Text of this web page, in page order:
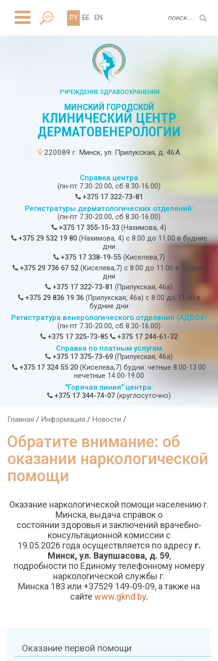
РУ БЕ EN
УЧРЕЖДЕНИЕ ЗДРАВООХРАНЕНИЯ
МИНСКИЙ ГОРОДСКОЙ
КЛИНИЧЕСКИЙ ЦЕНТР
ДЕРМАТОВЕНЕРОЛОГИИ
220089 г. Минск, ул. Прилукская, д. 46А
Справка центра
(пн-пт 7.30-20.00, сб 8.30-16.00)
+375 17 322-73-81
Регистратуры дерматологических отделений:
(пн-пт 7.30-20.00, сб 8.30-16.00)
+375 17 355-15-33 (Нахимова, 4)
+375 29 532 19 80(Нахимова, 4) c 8:00 до 11:00 в будние
дни
+375 17 338-19-55(Киселева,7)
+375 29 736 67 52 (Киселева,7) c 8:00 до 11:00 в будние
дни
+375 17 322-73-81 (Прилукская, 46а)
+375 29 836 19 36(Прилукская, 46а) c 8:00 до 11:00 в
будние дни
Регистратура венерологического отделения (АДВО4)
(пн-пт 7.30-20.00, сб 8.30-16.00)
+375 17 325-73-85
+375 17 244-61-32
Справка по платным услугам
+375 17 375-73-69 (Прилукская, 46а)
+375 17 324 55 20 (Киселева,7) будни: четные 8.00-13.00
нечетные 14.00-19.00
"Горячая линия" центра:
+375 17 344-74-07 (круглосуточно)
Главная / Информация / Новости /
Обратите внимание: об
оказании наркологической
помощи
Оказание наркологической помощи населению г.
Минска, выдача справок о
состоянии здоровья и заключений врачебно-
консультационной комиссии с
19.05.2026 года осуществляется по адресуг.
Минск, ул. Ваупшасова, д. 59,
подробности по Единому телефонному номеру
наркологической службы г.
Минска 183 или +37529 149-09-09, а также на
сайте www.gknd.by.
Оказание первой помощи